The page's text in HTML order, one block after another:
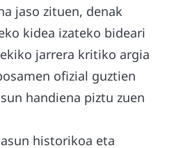
jaso zituen, denak
kidea izateko bideari
jarrera kritiko argia
ofizial guztien
handiena piztu zuen
historikoa eta